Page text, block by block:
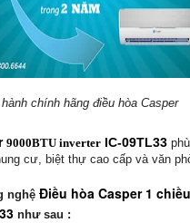
chính hãng điều hòa Casper
9000BTU inverter IC-09TL33
cư, biệt thự cao cấp và văn
nghệ Điều hòa Casper 1
như sau :